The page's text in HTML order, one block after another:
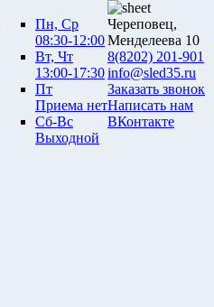
Пн, Ср
08:30-12:00
Вт, Чт
13:00-17:30
Пт
Приема нет
Сб-Вс
Выходной
Череповец,
Менделеева 10
8(8202) 201-901
info@sled35.ru
Заказать звонок
Написать нам
ВКонтакте